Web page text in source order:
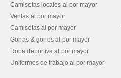
Camisetas locales al por mayor
Ventas al por mayor
Camisetas al por mayor
Gorras & gorros al por mayor
Ropa deportiva al por mayor
Uniformes de trabajo al por mayor